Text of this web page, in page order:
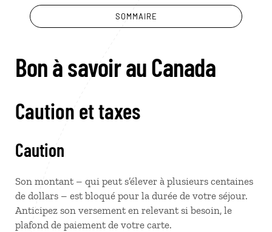
SOMMAIRE
Bon à savoir au Canada
Caution et taxes
Caution
Son montant – qui peut s’élever à plusieurs centaines
de dollars – est bloqué pour la durée de votre séjour.
Anticipez son versement en relevant si besoin, le
plafond de paiement de votre carte.